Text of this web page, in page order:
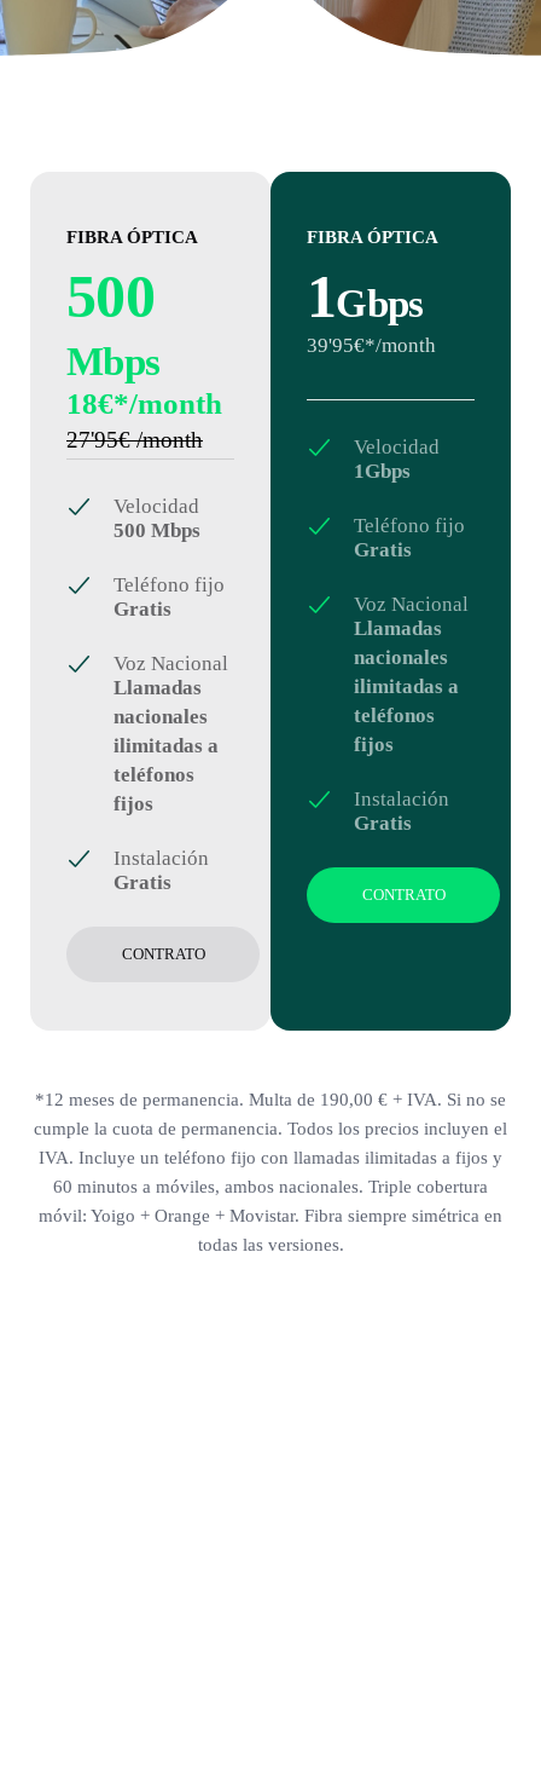
FIBRA ÓPTICA
500
Mbps
18€*/month
27'95€ /month
Velocidad
500 Mbps
Teléfono fijo
Gratis
Voz Nacional
Llamadas
nacionales
ilimitadas a
teléfonos
fijos
Instalación
Gratis
CONTRATO
FIBRA ÓPTICA
1Gbps
39'95€*/month
Velocidad
1Gbps
Teléfono fijo
Gratis
Voz Nacional
Llamadas
nacionales
ilimitadas a
teléfonos
fijos
Instalación
Gratis
CONTRATO
*12 meses de permanencia. Multa de 190,00 € + IVA. Si no se
cumple la cuota de permanencia. Todos los precios incluyen el
IVA. Incluye un teléfono fijo con llamadas ilimitadas a fijos y
60 minutos a móviles, ambos nacionales. Triple cobertura
móvil: Yoigo + Orange + Movistar. Fibra siempre simétrica en
todas las versiones.